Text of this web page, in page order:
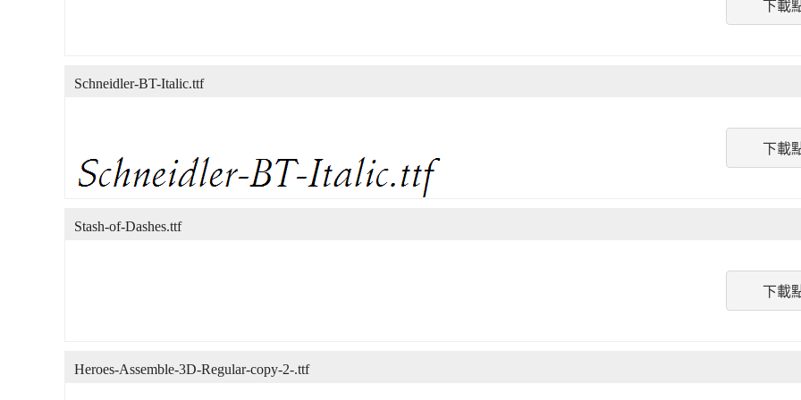
下載
下載
Schneidler-BT-Italic.ttf
下載
Stash-of-Dashes.ttf
Heroes-Assemble-3D-Regular-copy-2-.ttf